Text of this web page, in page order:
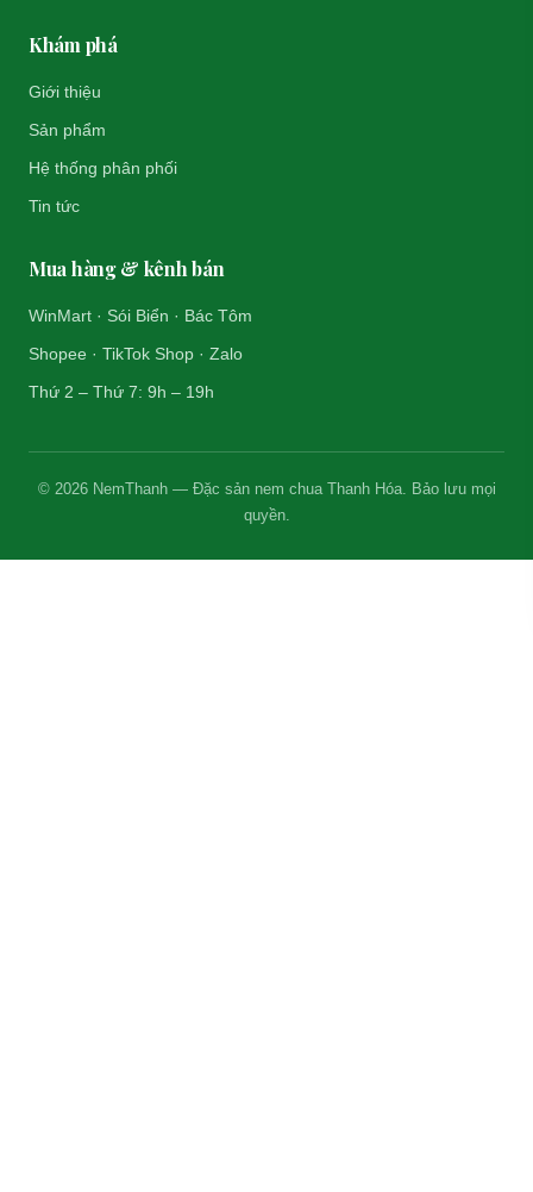
Khám phá
Giới thiệu
Sản phẩm
Hệ thống phân phối
Tin tức
Mua hàng & kênh bán
WinMart · Sói Biển · Bác Tôm
Shopee · TikTok Shop · Zalo
Thứ 2 – Thứ 7: 9h – 19h
© 2026 NemThanh — Đặc sản nem chua Thanh Hóa. Bảo lưu mọi
quyền.